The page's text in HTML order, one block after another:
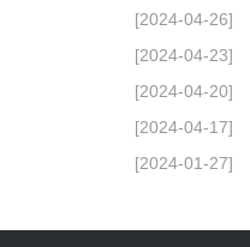
[2024-04-26]
[2024-04-23]
[2024-04-20]
[2024-04-17]
[2024-01-27]